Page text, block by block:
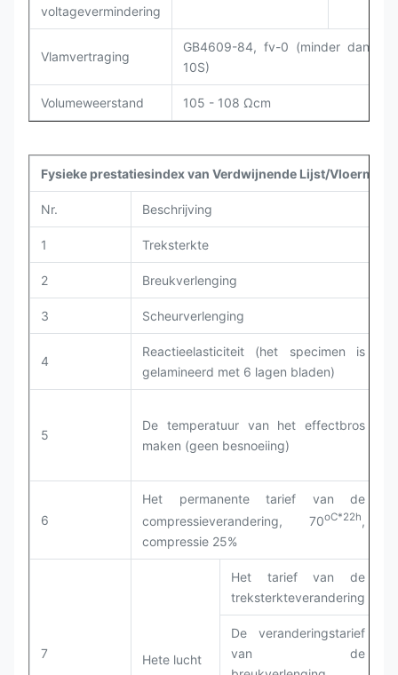
voltagevermindering
Vlamvertraging
GB4609-84, fv-0 (minder dan
10S)
Volumeweerstand 105 - 108 Ωcm
Fysieke prestatiesindex van Verdwijnende Lijst/Vloermat
Nr. Beschrijving
1 Treksterkte
2 Breukverlenging
3 Scheurverlenging
4
Reactieelasticiteit (het specimen is
gelamineerd met 6 lagen bladen)
5
De temperatuur van het effectbros
maken (geen besnoeiing)
6
Het permanente tarief van de
compressieverandering, 70oC*22h,
compressie 25%
7
Hete lucht
Het tarief van de
treksterkteverandering
De veranderingstarief
van de